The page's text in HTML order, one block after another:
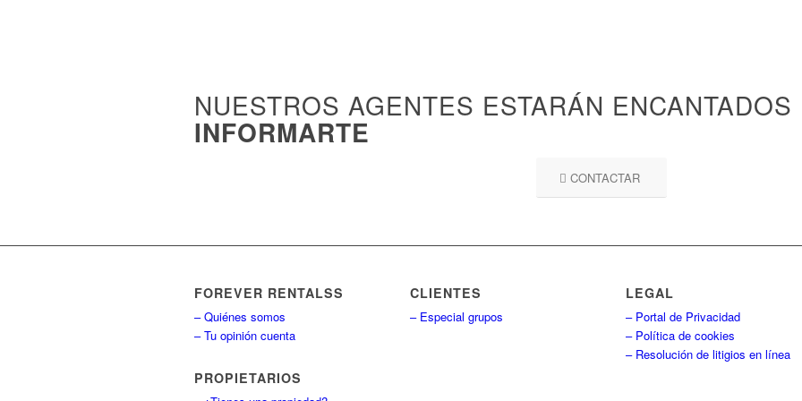
NUESTROS AGENTES ESTARÁN ENCANTADOS
INFORMARTE
CONTACTAR
FOREVER RENTALSS
– Quiénes somos
– Tu opinión cuenta
PROPIETARIOS
CLIENTES
– Especial grupos
LEGAL
– Portal de Privacidad
– Política de cookies
– Resolución de litigios en línea